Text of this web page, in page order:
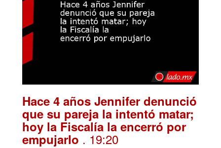
Hace 4 años Jennifer denunció
que su pareja la intentó matar;
hoy la Fiscalía la encerró por
empujarlo . 19:20